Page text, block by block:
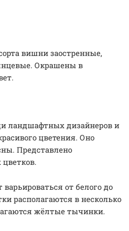
вишни заостренные,
Окрашены в
ландшафтных дизайнеров и
цветения. Оно
Представлено
от белого до
располагаются в несколько
жёлтые тычинки.